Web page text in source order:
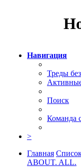
Навигация
Треды
Поиск
Команда
>
Главная
ABOUT. ALL.